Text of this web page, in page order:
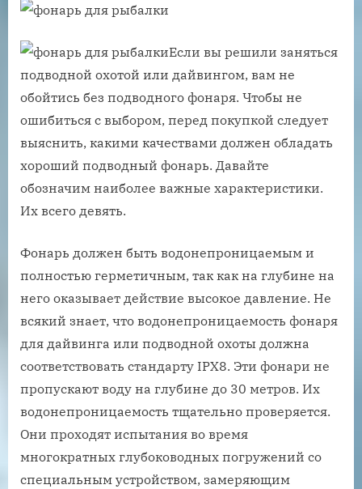
Если вы решили заняться
подводной охотой или дайвингом, вам не
обойтись без подводного фонаря. Чтобы не
ошибиться с выбором, перед покупкой следует
выяснить, какими качествами должен обладать
хороший подводный фонарь. Давайте
обозначим наиболее важные характеристики.
Их всего девять.
Фонарь должен быть водонепроницаемым и
полностью герметичным, так как на глубине на
него оказывает действие высокое давление. Не
всякий знает, что водонепроницаемость фонаря
для дайвинга или подводной охоты должна
соответствовать стандарту IPX8. Эти фонари не
пропускают воду на глубине до 30 метров. Их
водонепроницаемость тщательно проверяется.
Они проходят испытания во время
многократных глубоководных погружений со
специальным устройством, замеряющим